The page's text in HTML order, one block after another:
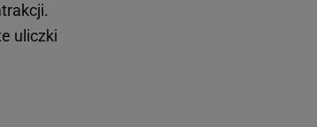
uliczki